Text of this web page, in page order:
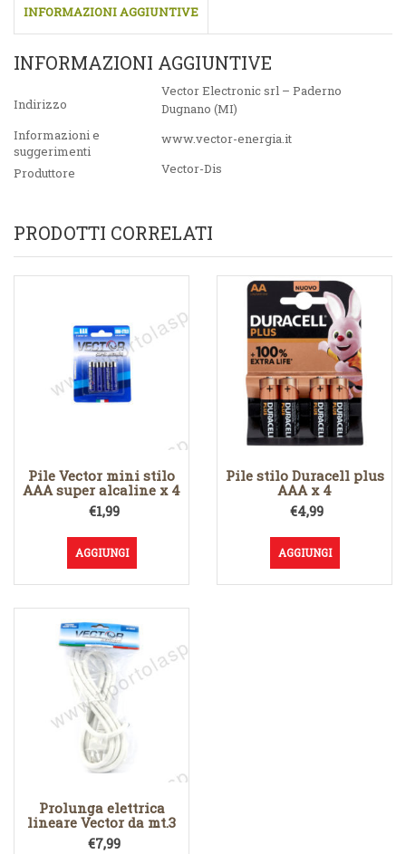
INFORMAZIONI AGGIUNTIVE
INFORMAZIONI AGGIUNTIVE
Indirizzo
Vector Electronic srl – Paderno
Dugnano (MI)
Informazioni e
suggerimenti
www.vector-energia.it
Produttore Vector-Dis
PRODOTTI CORRELATI
Pile Vector mini stilo
AAA super alcaline x 4
€1,99
AGGIUNGI
Pile stilo Duracell plus
AAA x 4
€4,99
AGGIUNGI
Prolunga elettrica
lineare Vector da mt.3
€7,99